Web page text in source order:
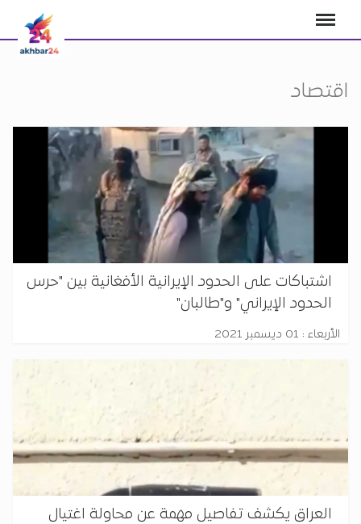
اقتصاد
اشتباكات على الحدود الإيرانية الأفغانية بين "حرس
الحدود الإيراني" و"طالبان"
الأربعاء : 01 ديسمبر 2021
العراق يكشف تفاصيل مهمة عن محاولة اغتيال